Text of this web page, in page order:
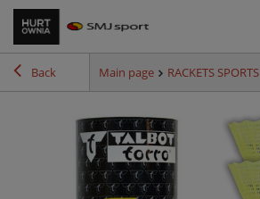
Back Main page RACKETS SPORTS